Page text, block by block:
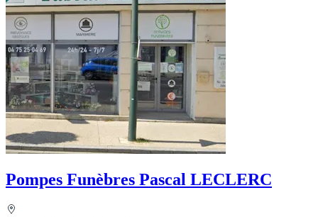
Pompes Funèbres Pascal LECLERC